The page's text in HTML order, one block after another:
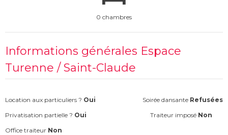
0 chambres
Informations générales Espace
Turenne / Saint-Claude
Location aux particuliers ? Oui Soirée dansante Refusées
Privatisation partielle ? Oui Traiteur imposé Non
Office traiteur Non